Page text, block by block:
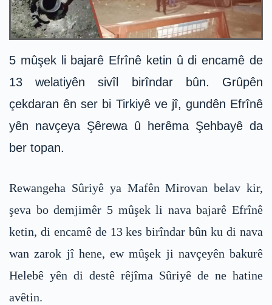
5 mûşek li bajarê Efrînê ketin û di encamê de
13 welatiyên sivîl birîndar bûn. Grûpên
çekdaran ên ser bi Tirkiyê ve jî, gundên Efrînê
yên navçeya Şêrewa û herêma Şehbayê da
ber topan.
Rewangeha Sûriyê ya Mafên Mirovan belav kir,
şeva bo demjimêr 5 mûşek li nava bajarê Efrînê
ketin, di encamê de 13 kes birîndar bûn ku di nava
wan zarok jî hene, ew mûşek ji navçeyên bakurê
Helebê yên di destê rêjîma Sûriyê de ne hatine
avêtin.